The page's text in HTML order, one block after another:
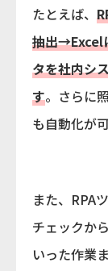
たとえば、
抽出→Excel
タを社内シ
す。さらに
も自動化が
また、RPA
チェックか
いった作業